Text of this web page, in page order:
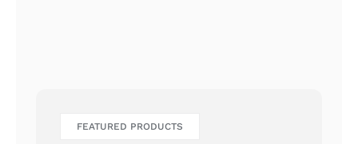
FEATURED PRODUCTS